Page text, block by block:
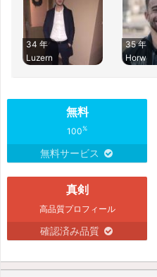
34 年
Luzern
35 年
Horw
無料
100%
無料サービス
真剣
高品質プロフィール
確認済み品質